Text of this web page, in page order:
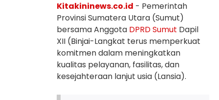
Kitakininews.co.id - Pemerintah
Provinsi Sumatera Utara (Sumut)
bersama Anggota DPRD Sumut Dapil
XII (Binjai-Langkat terus memperkuat
komitmen dalam meningkatkan
kualitas pelayanan, fasilitas, dan
kesejahteraan lanjut usia (Lansia).